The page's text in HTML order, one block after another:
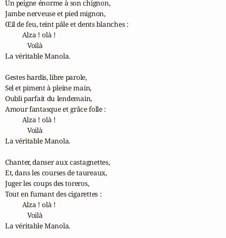
Un peigne énorme à son chignon,
Jambe nerveuse et pied mignon,
Œil de feu, teint pâle et dents blanches :
          Alza ! olà !
             Voilà
La véritable Manola.
Gestes hardis, libre parole,
Sel et piment à pleine main,
Oubli parfait du lendemain,
Amour fantasque et grâce folle :
          Alza ! olà !
             Voilà
La véritable Manola.
Chanter, danser aux castagnettes,
Et, dans les courses de taureaux,
Juger les coups des toreros,
Tout en fumant des cigarettes :
          Alza ! olà !
             Voilà
La véritable Manola.